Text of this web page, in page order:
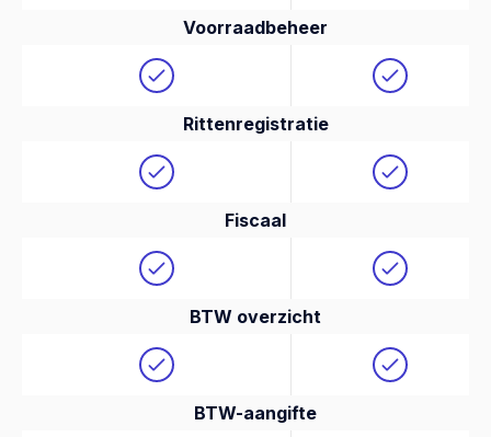
Voorraadbeheer
Rittenregistratie
Fiscaal
BTW overzicht
BTW-aangifte